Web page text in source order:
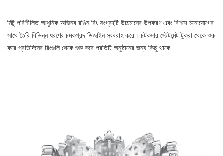
মিটু পরিশীলিত আধুনিক অভিনব রঙিন রিং সংগ্রহটি উচ্চমানের উপকরণ এবং বিশদে মনোযোগের
সাথে তৈরি বিভিন্ন ধরণের চমকপ্রদ ডিজাইন সরবরাহ করে। চটকদার স্টেটমেন্ট টুকরা থেকে শুরু
করে প্রতিদিনের রিংগুলি থেকে শুরু করে প্রতিটি অনুষ্ঠানের জন্য কিছু থাকে